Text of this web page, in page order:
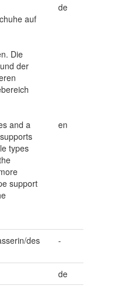
auf
Die
der
de
and a
types
support
en
des
-
de